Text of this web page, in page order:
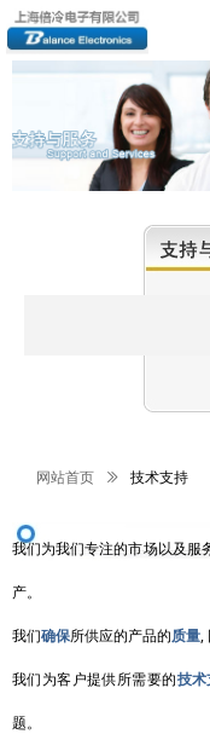
我们为我们专注的市场以及服
产。
我们确保所供应的产品的质量,
我们为客户提供所需要的技
题。
网站首页 ꅀ 技术支持